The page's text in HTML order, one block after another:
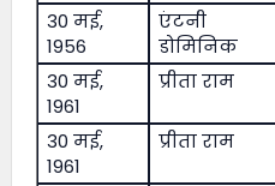
30 मई,
1956
एंटनी
डोमिनिक
30 मई,
1961
प्रीता राम
30 मई,
1961
प्रीता राम